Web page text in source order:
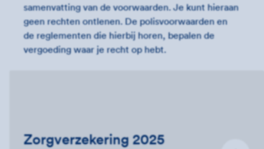
samenvatting van de voorwaarden. Je kunt hieraan
geen rechten ontlenen. De polisvoorwaarden en
de reglementen die hierbij horen, bepalen de
vergoeding waar je recht op hebt.
Zorgverzekering 2025